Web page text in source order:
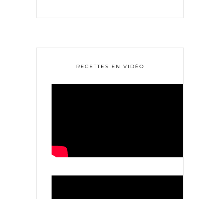
RECETTES EN VIDÉO